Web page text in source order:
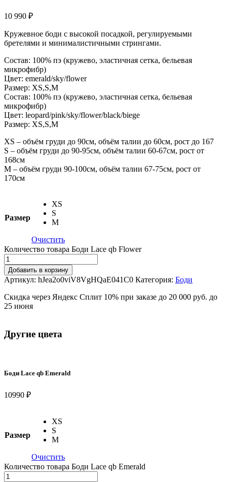
10 990 ₽
Кружевное боди с высокой посадкой, регулируемыми
бретелями и минималистичными стрингами.
Состав: 100% пэ (кружево, эластичная сетка, бельевая
микрофибр)
Цвет: emerald/sky/flower
Размер: XS,S,M
Состав: 100% пэ (кружево, эластичная сетка, бельевая
микрофибр)
Цвет: leopard/pink/sky/flower/black/biege
Размер: XS,S,M
XS – объём груди до 90см, объём талии до 60см, рост до 167
S – объём груди до 90-95см, объём талии 60-67см, рост от
168см
M – объём груди 90-100см, объём талии 67-75см, рост от
170см
Размер
XS
S
M
Очистить
Количество товара Боди Lace qb Flower
Добавить в корзину
Артикул: hJea2o0viV8VgHQaE041C0 Категория: Боди
Скидка через Яндекс Сплит 10% при заказе до 20 000 руб. до
25 июня
Другие цвета
Боди Lace qb Emerald
10990 ₽
Размер
XS
S
M
Очистить
Количество товара Боди Lace qb Emerald